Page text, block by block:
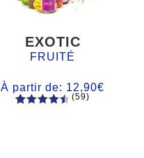
EXOTIC
FRUITÉ
À partir de: 12,90€
(59)